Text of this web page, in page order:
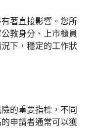
著直接影響。您所
教身分、上市櫃員
下，穩定的工作狀
的重要指標，不同
申請者通常可以獲